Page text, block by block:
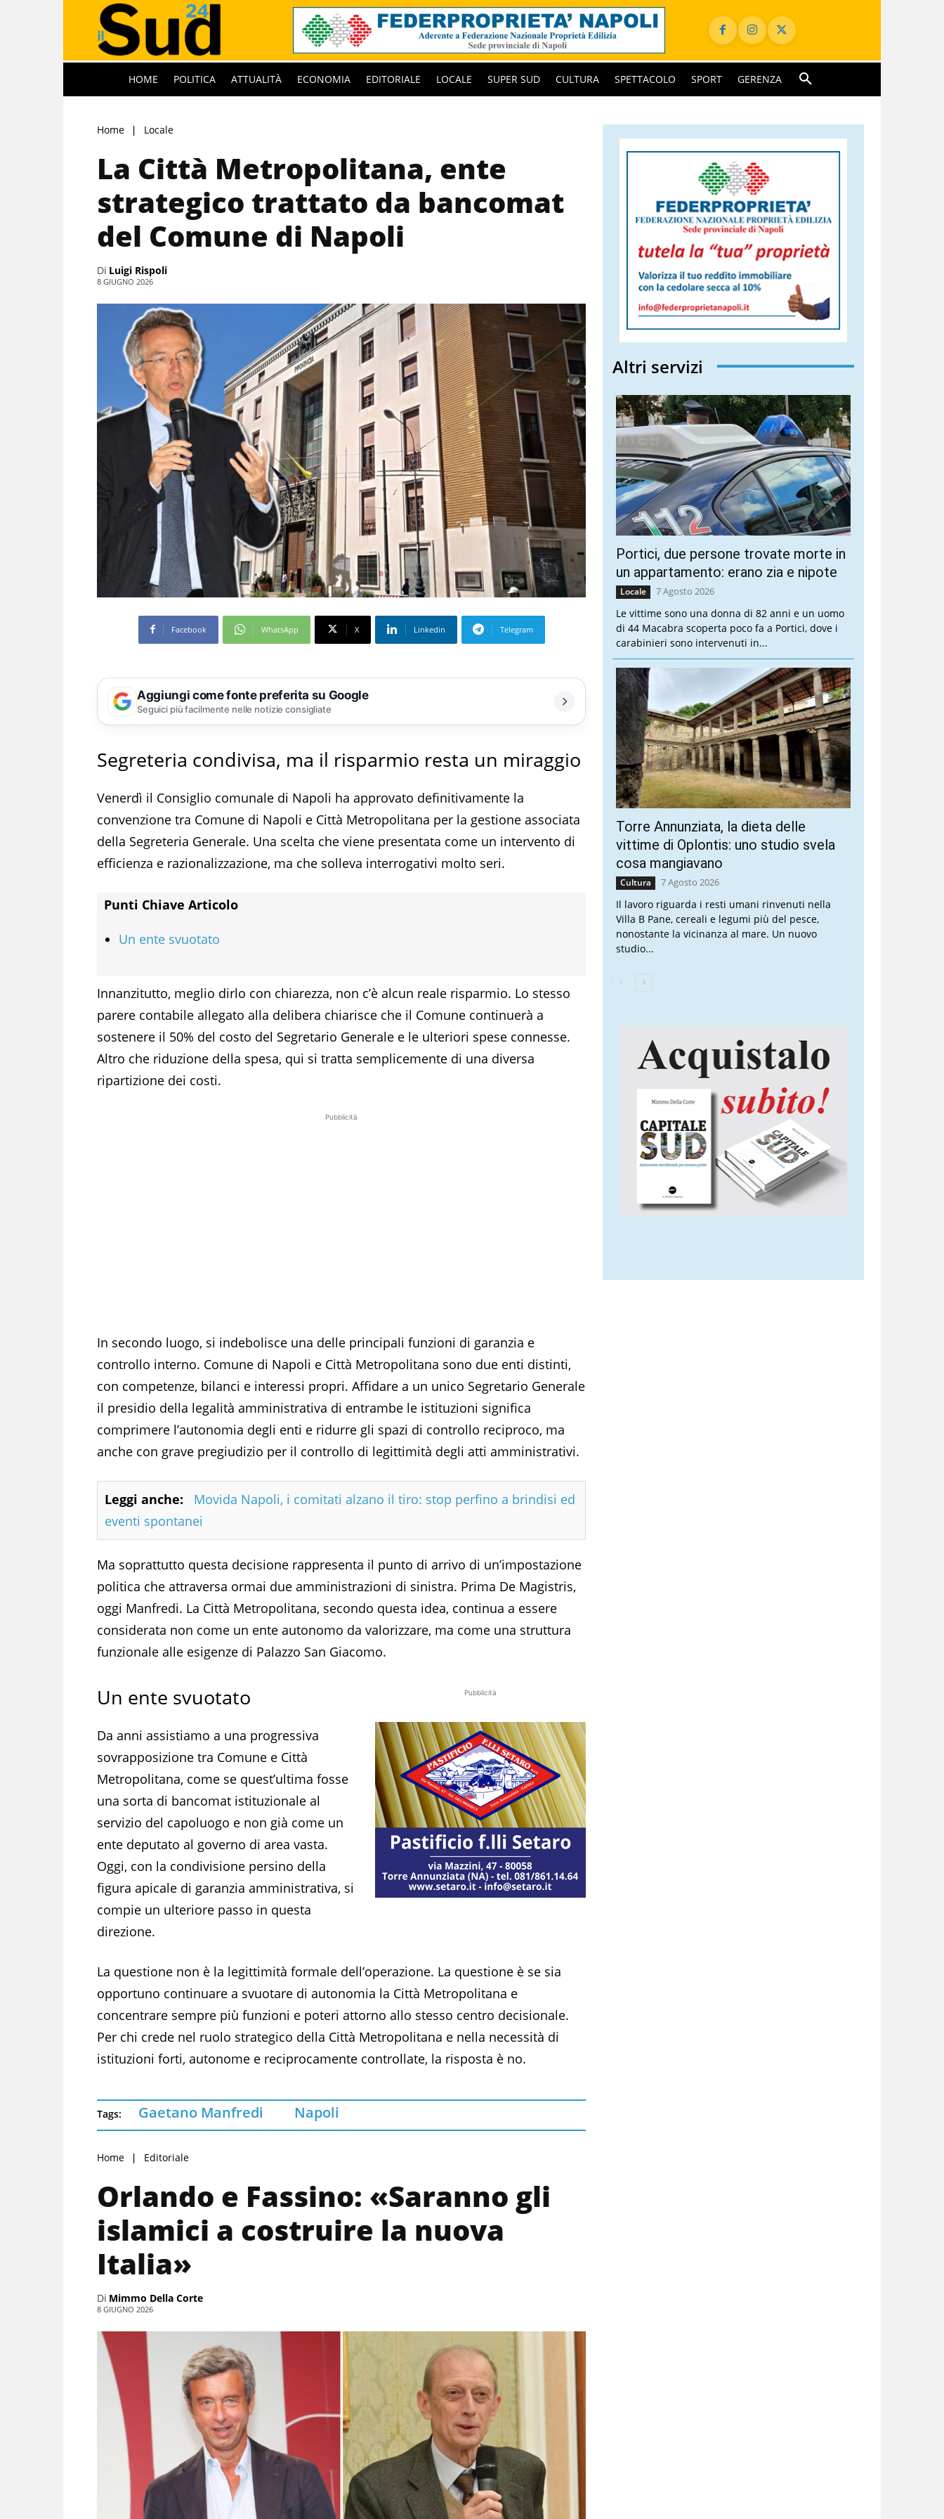
HOME POLITICA ATTUALITÀ ECONOMIA EDITORIALE LOCALE SUPER SUD CULTURA SPETTACOLO SPORT GERENZA
Home Locale
La Città Metropolitana, ente
strategico trattato da bancomat
del Comune di Napoli
Di Luigi Rispoli
8 GIUGNO 2026
Facebook WhatsApp X Linkedin Telegram
Aggiungi come fonte preferita su Google
Seguici più facilmente nelle notizie consigliate
Segreteria condivisa, ma il risparmio resta un miraggio
Venerdì il Consiglio comunale di Napoli ha approvato definitivamente la
convenzione tra Comune di Napoli e Città Metropolitana per la gestione associata
della Segreteria Generale. Una scelta che viene presentata come un intervento di
efficienza e razionalizzazione, ma che solleva interrogativi molto seri.
Punti Chiave Articolo
Un ente svuotato
Innanzitutto, meglio dirlo con chiarezza, non c’è alcun reale risparmio. Lo stesso
parere contabile allegato alla delibera chiarisce che il Comune continuerà a
sostenere il 50% del costo del Segretario Generale e le ulteriori spese connesse.
Altro che riduzione della spesa, qui si tratta semplicemente di una diversa
ripartizione dei costi.
Pubblicità
In secondo luogo, si indebolisce una delle principali funzioni di garanzia e
controllo interno. Comune di Napoli e Città Metropolitana sono due enti distinti,
con competenze, bilanci e interessi propri. Affidare a un unico Segretario Generale
il presidio della legalità amministrativa di entrambe le istituzioni significa
comprimere l’autonomia degli enti e ridurre gli spazi di controllo reciproco, ma
anche con grave pregiudizio per il controllo di legittimità degli atti amministrativi.
Leggi anche:
Movida Napoli, i comitati alzano il tiro: stop perfino a brindisi ed
eventi spontanei
Ma soprattutto questa decisione rappresenta il punto di arrivo di un’impostazione
politica che attraversa ormai due amministrazioni di sinistra. Prima De Magistris,
oggi Manfredi. La Città Metropolitana, secondo questa idea, continua a essere
considerata non come un ente autonomo da valorizzare, ma come una struttura
funzionale alle esigenze di Palazzo San Giacomo.
Pubblicità
Un ente svuotato
Da anni assistiamo a una progressiva
sovrapposizione tra Comune e Città
Metropolitana, come se quest’ultima fosse
una sorta di bancomat istituzionale al
servizio del capoluogo e non già come un
ente deputato al governo di area vasta.
Oggi, con la condivisione persino della
figura apicale di garanzia amministrativa, si
compie un ulteriore passo in questa
direzione.
La questione non è la legittimità formale dell’operazione. La questione è se sia
opportuno continuare a svuotare di autonomia la Città Metropolitana e
concentrare sempre più funzioni e poteri attorno allo stesso centro decisionale.
Per chi crede nel ruolo strategico della Città Metropolitana e nella necessità di
istituzioni forti, autonome e reciprocamente controllate, la risposta è no.
Tags: Gaetano Manfredi Napoli
Home Editoriale
Orlando e Fassino: «Saranno gli
islamici a costruire la nuova
Italia»
Di Mimmo Della Corte
8 GIUGNO 2026
Altri servizi
Portici, due persone trovate morte in
un appartamento: erano zia e nipote
Locale 7 Agosto 2026
Le vittime sono una donna di 82 anni e un uomo
di 44 Macabra scoperta poco fa a Portici, dove i
carabinieri sono intervenuti in...
Torre Annunziata, la dieta delle
vittime di Oplontis: uno studio svela
cosa mangiavano
Cultura 7 Agosto 2026
Il lavoro riguarda i resti umani rinvenuti nella
Villa B Pane, cereali e legumi più del pesce,
nonostante la vicinanza al mare. Un nuovo
studio...